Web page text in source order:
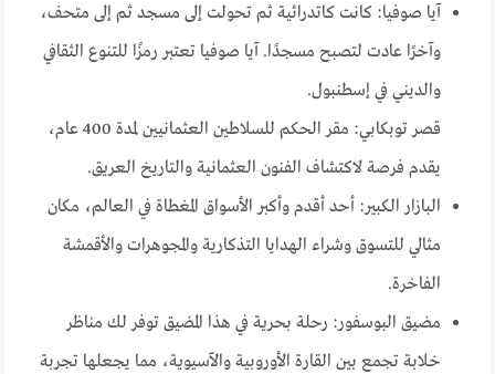
آيا صوفيا: كانت كاتدرائية ثم تحولت إلى مسجد ثم إلى متحف،
وآخرًا عادت لتصبح مسجدًا. آيا صوفيا تعتبر رمزًا للتنوع الثقافي
والديني في إسطنبول.
قصر توبكابي: مقر الحكم للسلاطين العثمانيين لمدة 400 عام،
يقدم فرصة لاكتشاف الفنون العثمانية والتاريخ العريق.
البازار الكبير: أحد أقدم وأكبر الأسواق المغطاة في العالم، مكان
مثالي للتسوق وشراء الهدايا التذكارية والمجوهرات والأقمشة
الفاخرة.
مضيق البوسفور: رحلة بحرية في هذا المضيق توفر لك مناظر
خلابة تجمع بين القارة الأوروبية والآسيوية، مما يجعلها تجربة